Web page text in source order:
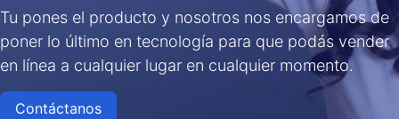
Tu pones el producto y nosotros nos encargamos de
poner lo último en tecnología para que podás vender
en línea a cualquier lugar en cualquier momento.
Contáctanos